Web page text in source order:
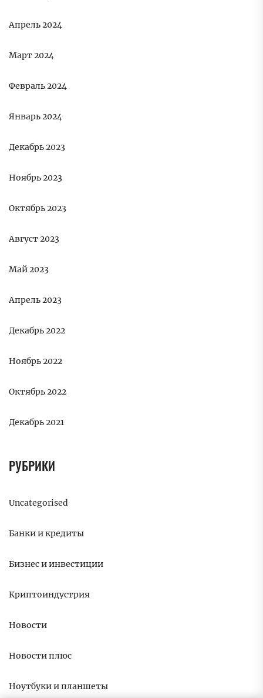
Апрель 2024
Март 2024
Февраль 2024
Январь 2024
Декабрь 2023
Ноябрь 2023
Октябрь 2023
Август 2023
Май 2023
Апрель 2023
Декабрь 2022
Ноябрь 2022
Октябрь 2022
Декабрь 2021
РУБРИКИ
Uncategorised
Банки и кредиты
Бизнес и инвестиции
Криптоиндустрия
Новости
Новости плюс
Ноутбуки и планшеты